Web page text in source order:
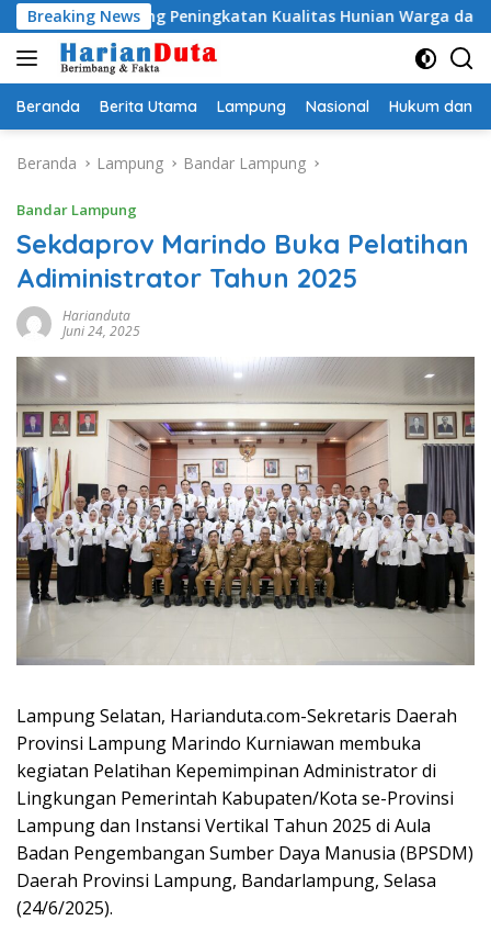
Langsung
ke
konten
Breaking News
Dorong Peningkatan Kualitas Hunian Warga dan Serap
Beranda Berita Utama Lampung Nasional Hukum dan
Beranda Lampung Bandar Lampung
Bandar Lampung
Sekdaprov Marindo Buka Pelatihan
Adiministrator Tahun 2025
Harianduta
Juni 24, 2025
Lampung Selatan, Harianduta.com-Sekretaris Daerah
Provinsi Lampung Marindo Kurniawan membuka
kegiatan Pelatihan Kepemimpinan Administrator di
Lingkungan Pemerintah Kabupaten/Kota se-Provinsi
Lampung dan Instansi Vertikal Tahun 2025 di Aula
Badan Pengembangan Sumber Daya Manusia (BPSDM)
Daerah Provinsi Lampung, Bandarlampung, Selasa
(24/6/2025).